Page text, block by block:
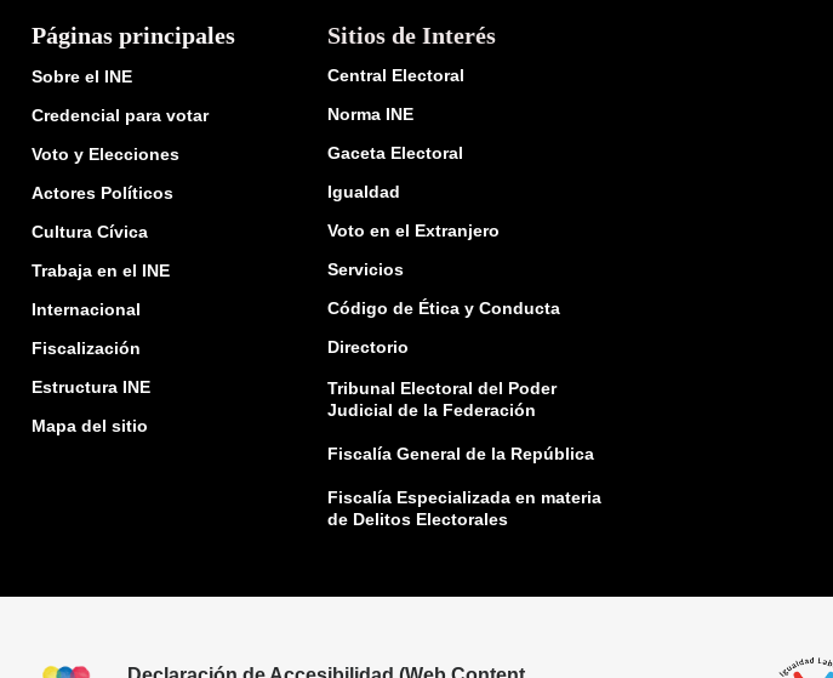
Páginas principales
Sobre el INE
Credencial para votar
Voto y Elecciones
Actores Políticos
Cultura Cívica
Trabaja en el INE
Internacional
Fiscalización
Estructura INE
Mapa del sitio
Sitios de Interés
Central Electoral
Norma INE
Gaceta Electoral
Igualdad
Voto en el Extranjero
Servicios
Código de Ética y Conducta
Directorio
Tribunal Electoral del Poder
Judicial de la Federación
Fiscalía General de la República
Fiscalía Especializada en materia
de Delitos Electorales